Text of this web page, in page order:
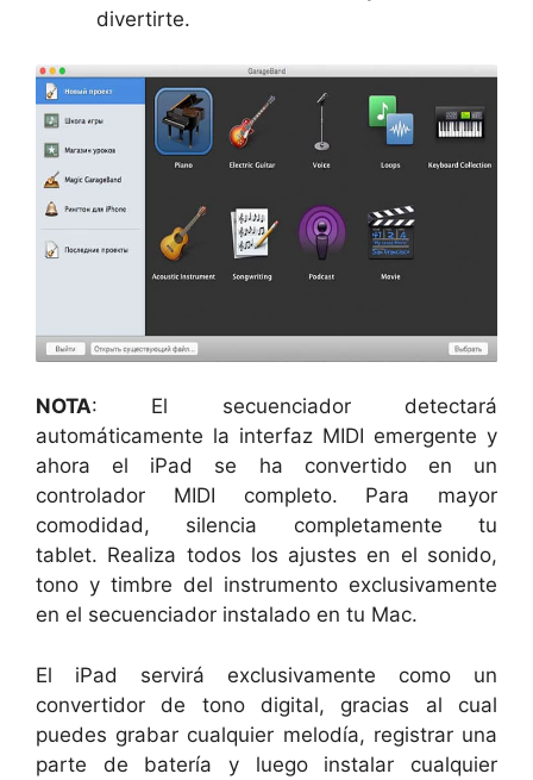
divertirte.
NOTA: El secuenciador detectará
automáticamente la interfaz MIDI emergente y
ahora el iPad se ha convertido en un
controlador MIDI completo. Para mayor
comodidad, silencia completamente tu
tablet. Realiza todos los ajustes en el sonido,
tono y timbre del instrumento exclusivamente
en el secuenciador instalado en tu Mac.
El iPad servirá exclusivamente como un
convertidor de tono digital, gracias al cual
puedes grabar cualquier melodía, registrar una
parte de batería y luego instalar cualquier